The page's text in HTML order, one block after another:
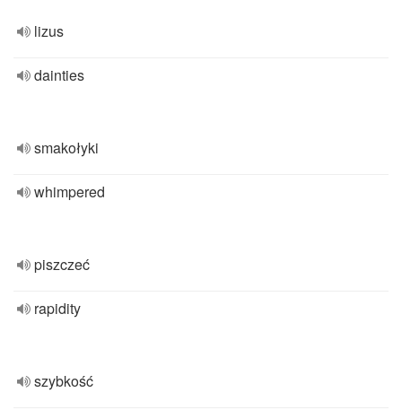
lizus
dainties
smakołyki
whimpered
piszczeć
rapidity
szybkość